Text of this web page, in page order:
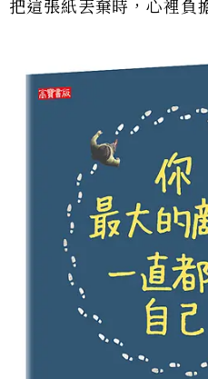
把這張紙丟棄時，心裡負